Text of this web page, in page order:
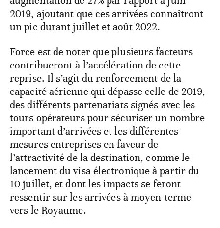
2019, ajoutant que ces arrivées connaîtront
un pic durant juillet et août 2022.
Force est de noter que plusieurs facteurs
contribueront à l’accélération de cette
reprise. Il s’agit du renforcement de la
capacité aérienne qui dépasse celle de 2019,
des différents partenariats signés avec les
tours opérateurs pour sécuriser un nombre
important d’arrivées et les différentes
mesures entreprises en faveur de
l’attractivité de la destination, comme le
lancement du visa électronique à partir du
10 juillet, et dont les impacts se feront
ressentir sur les arrivées à moyen-terme
vers le Royaume.